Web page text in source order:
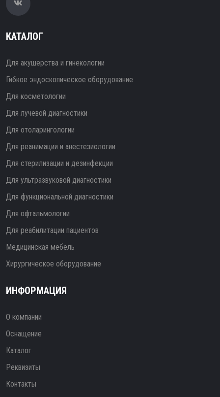
КАТАЛОГ
Для акушерства и гинекологии
Гибкое эндоскопическое оборудование
Для косметологии
Для лучевой диагностики
Для отоларингологии
Для реанимации и анестезиологии
Для стерилизации и дезинфекции
Для ультразвуковой диагностики
Для функциональной диагностики
Для офтальмологии
Для реабилитации пациентов
Медицинская мебель
Хирургическое оборудование
ИНФОРМАЦИЯ
О компании
Оснащение
Каталог
Реквизиты
Контакты